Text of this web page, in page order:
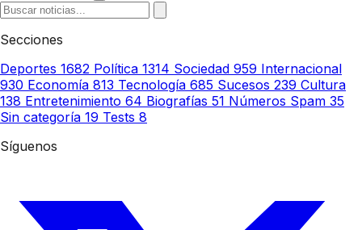
Secciones
Deportes 1682 Política 1314 Sociedad 959 Internacional
930 Economía 813 Tecnología 685 Sucesos 239 Cultura
138 Entretenimiento 64 Biografías 51 Números Spam 35
Sin categoría 19 Tests 8
Síguenos